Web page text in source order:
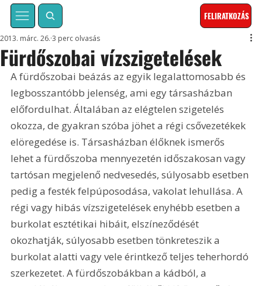
FELIRATKOZÁS
Fürdőszobai vízszigetelések
2013. márc. 26. 3 perc olvasás
A fürdőszobai beázás az egyik legalattomosabb és
legbosszantóbb jelenség, ami egy társasházban
előfordulhat. Általában az elégtelen szigetelés
okozza, de gyakran szóba jöhet a régi csővezetékek
elöregedése is. Társasházban élőknek ismerős
lehet a fürdőszoba mennyezetén időszakosan vagy
tartósan megjelenő nedvesedés, súlyosabb esetben
pedig a festék felpúposodása, vakolat lehullása. A
régi vagy hibás vízszigetelések enyhébb esetben a
burkolat esztétikai hibáit, elszíneződését
okozhatják, súlyosabb esetben tönkreteszik a
burkolat alatti vagy vele érintkező teljes teherhordó
szerkezetet. A fürdőszobákban a kádból, a